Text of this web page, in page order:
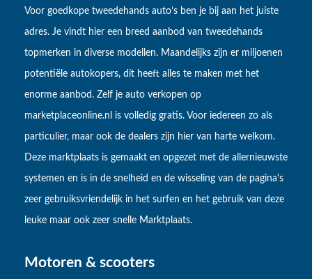
Voor goedkope tweedehands auto’s ben je bij aan het juiste
adres. Je vindt hier een breed aanbod van tweedehands
topmerken in diverse modellen. Maandelijks zijn er miljoenen
potentiële autokopers, dit heeft alles te maken met het
enorme aanbod. Zelf je auto verkopen op
marketplaceonline.nl is volledig gratis. Voor iedereen zo als
particulier, maar ook de dealers zijn hier van harte welkom.
Deze marktplaats is gemaakt en opgezet met de allernieuwste
systemen en is in de snelheid en de wisseling van de pagina's
zeer gebruiksvriendelijk in het surfen en het gebruik van deze
leuke maar ook zeer snelle Marktplaats.
Motoren & scooters